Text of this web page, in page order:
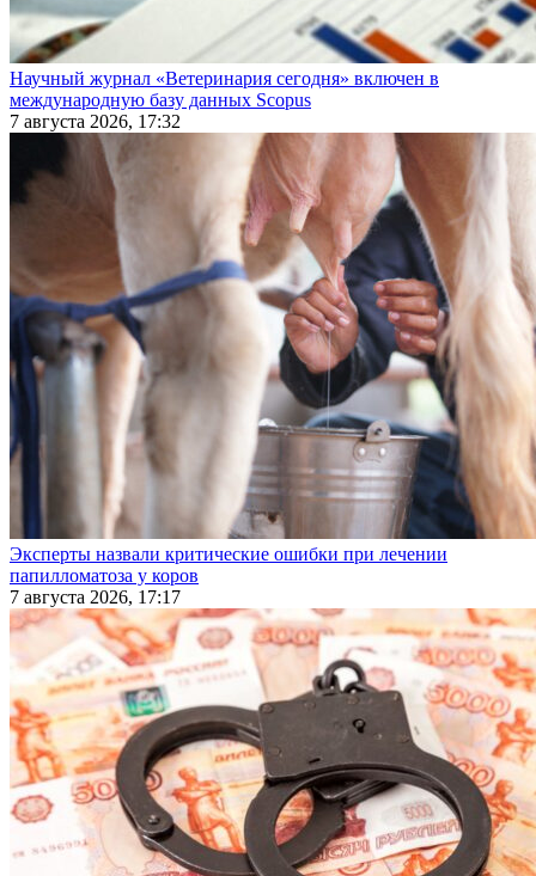
Научный журнал «Ветеринария сегодня» включен в
международную базу данных Scopus
7 августа 2026, 17:32
Эксперты назвали критические ошибки при лечении
папилломатоза у коров
7 августа 2026, 17:17